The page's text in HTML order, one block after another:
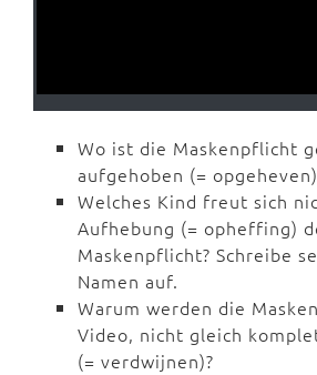
Wo ist die Maskenpflicht
aufgehoben (=
Welches Kind freut sich
Aufhebung (= opheffing)
Maskenpflicht? Schreibe
Namen auf.
Warum werden die
Video, nicht gleich
(= verdwijnen)?